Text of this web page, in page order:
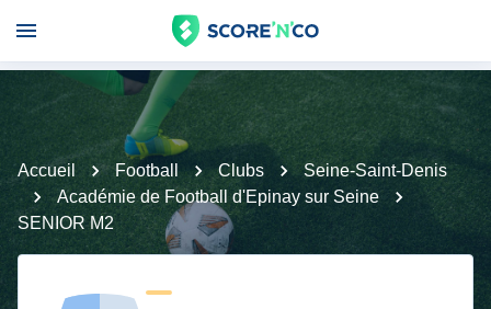
Accueil Football Clubs
Seine-Saint-Denis
Académie de Football d'Epinay sur Seine
SENIOR M2